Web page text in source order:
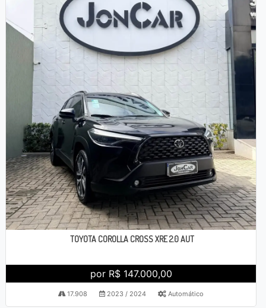
TOYOTA COROLLA CROSS XRE 2.0 AUT
por R$ 147.000,00
17.908 2023 / 2024 Automático